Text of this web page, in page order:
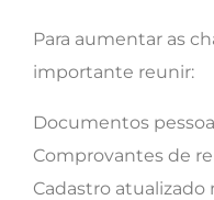
Para aumentar as
importante reunir:
Documentos
Comprovantes de
Cadastro atualizado